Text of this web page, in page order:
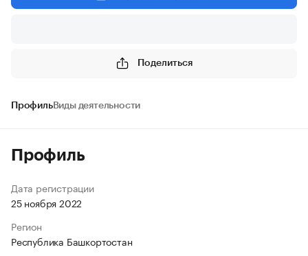
Поделиться
ПрофильВиды деятельности
Профиль
Дата регистрации
25 ноября 2022
Регион
Республика Башкортостан